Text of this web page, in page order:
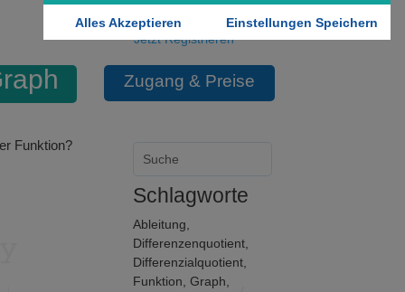
Alles Akzeptieren Einstellungen Speichern
Jetzt Registrieren
Zugang & Preise
Funktion?
Schlagworte
Ableitung,
Differenzenquotient,
Differenzialquotient,
Funktion,Graph,